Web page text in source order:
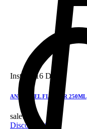
Instock 16 DH
ANIAN GEL FIJADOR 250ML
sale!
Discount 28%